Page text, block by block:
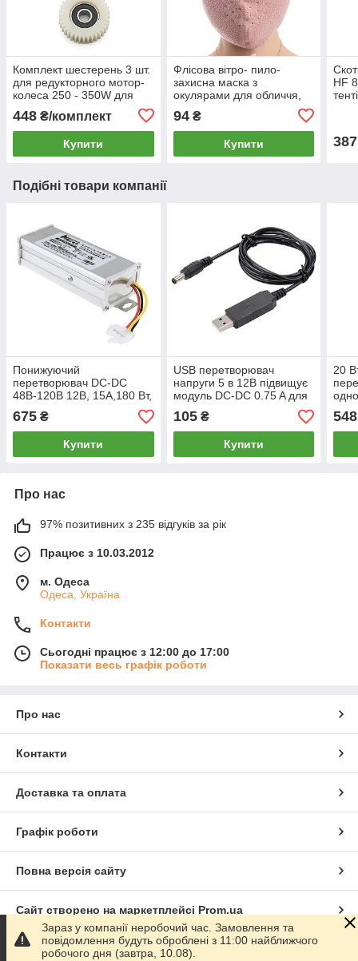
Комплект шестерень 3 шт.
для редукторного мотор-
колеса 250 - 350W для
самоката, 36 зубів
448 ₴/комплект
Купити
Флісова вітро- пило-
захисна маска з
окулярами для обличчя,
балаклава лижна, мото,
вело
94₴
Купити
HF
387
Подібні товари компанії
Понижуючий
перетворювач DC-DC
48В-120В 12В, 15A,180 Вт,
для електровелосипеда,
мопеда, самокату
675 ₴
Купити
USB перетворювач
напруги 5 в 12В підвищує
модуль DC-DC 0.75 A для
роутерів, модемів, камер,
Arduino
105₴
Купити
20
Up
548
Про нас
97% позитивних з 235 відгуків за рік
Працює з 10.03.2012
м. Одеса
Одеса, Україна
Контакти
Сьогодні працює з 12:00 до 17:00
Показати весь графік роботи
Про нас
Контакти
Доставка та оплата
Графік роботи
Повна версія сайту
Сайт створено на маркетплейсі Prom.ua
Політика конфіденційності
Зараз у компанії неробочий час. Замовлення та
повідомлення будуть оброблені з 11:00 найближчого
робочого дня (завтра, 10.08).